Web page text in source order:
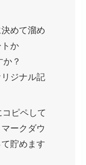
めて溜め
か
？
ジナル記
ピペして
ークダウ
貯めます